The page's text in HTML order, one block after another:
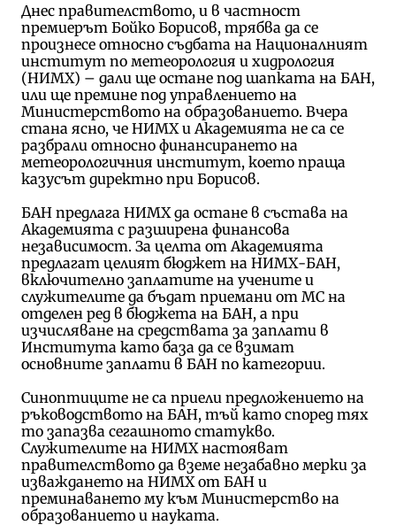
Днес правителството, и в частност
премиерът Бойко Борисов, трябва да се
произнесе относно съдбата на Националният
институт по метеорология и хидрология
(НИМХ) – дали ще остане под шапката на БАН,
или ще премине под управлението на
Министерството на образованието. Вчера
стана ясно, че НИМХ и Академията не са се
разбрали относно финансирането на
метеорологичния институт, което праща
казусът директно при Борисов.
БАН предлага НИМХ да остане в състава на
Академията с разширена финансова
независимост. За целта от Академията
предлагат целият бюджет на НИМХ-БАН,
включително заплатите на учените и
служителите да бъдат приемани от МС на
отделен ред в бюджета на БАН, а при
изчисляване на средствата за заплати в
Института като база да се взимат
основните заплати в БАН по категории.
Синоптиците не са приели предложението на
ръководството на БАН, тъй като според тях
то запазва сегашното статукво.
Служителите на НИМХ настояват
правителството да вземе незабавно мерки за
изваждането на НИМХ от БАН и
преминаването му към Министерство на
образованието и науката.